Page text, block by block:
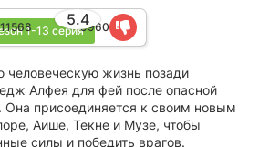
1-13 серия
5.4
11568 9960
человеческую жизнь позади
Алфея для фей после опасной
Она присоединяется к своим новым
Аише, Текне и Музе, чтобы
силы и победить врагов.